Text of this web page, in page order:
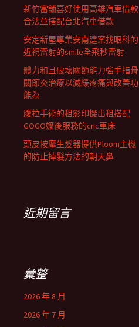
新竹當舖喜好使用高雄汽車借款
合法並搭配台北汽車借款
安定新屋專業安南建案找眼科的
近視雷射的smile全飛秒雷射
體力和且破壞關節能力強手指骨
關節炎治療以減緩疼痛與改善功
能為
腹拉手術的租影印機出租搭配
GOGO嬤後服務的cnc車床
頭皮按摩生髮器提供Ploom主機
的防止掉髮方法的朝天鼻
近期留言
彙整
2026 年 8 月
2026 年 7 月